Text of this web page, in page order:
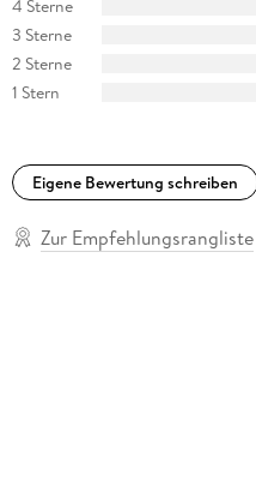
4 Sterne
3 Sterne
2 Sterne
1 Stern
Eigene Bewertung schreiben
Zur Empfehlungsrangliste